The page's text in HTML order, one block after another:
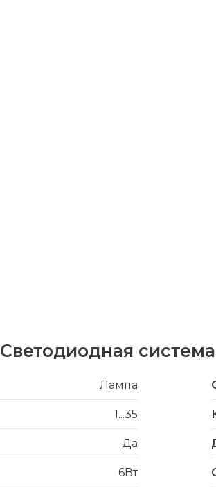
Светодиодная
Лампа
1...35
Да
6Вт